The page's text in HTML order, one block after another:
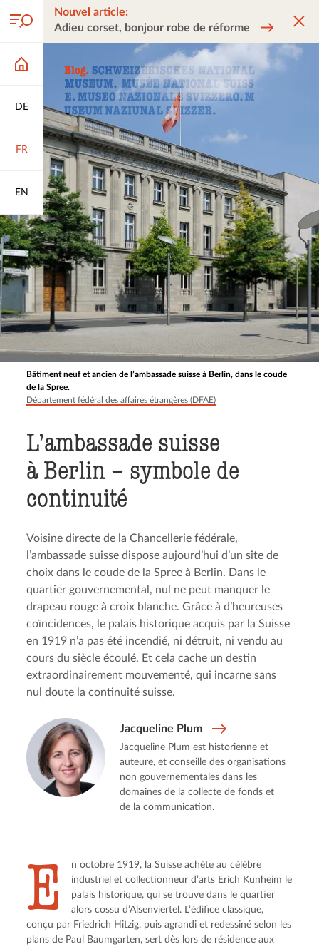
DE
FR
EN
Nouvel article:
Adieu corset, bonjour robe de réforme
Bâtiment neuf et ancien de l’ambassade suisse à Berlin, dans le coude
de la Spree.
Département fédéral des affaires étrangères (DFAE)
L’ambassade suisse
à Berlin – symbole de
continuité
Voisine directe de la Chancellerie fédérale,
l’ambassade suisse dispose aujourd’hui d’un site de
choix dans le coude de la Spree à Berlin. Dans le
quartier gouvernemental, nul ne peut manquer le
drapeau rouge à croix blanche. Grâce à d’heureuses
coïncidences, le palais historique acquis par la Suisse
en 1919 n’a pas été incendié, ni détruit, ni vendu au
cours du siècle écoulé. Et cela cache un destin
extraordinairement mouvementé, qui incarne sans
nul doute la continuité suisse.
Jacqueline Plum
Jacqueline Plum est historienne et
auteure, et conseille des organisations
non gouvernementales dans les
domaines de la collecte de fonds et
de la communication.
E
n octobre 1919, la Suisse achète au célèbre
industriel et collectionneur d’arts Erich Kunheim le
palais historique, qui se trouve dans le quartier
alors cossu d’Alsenviertel. L’édifice classique,
conçu par Friedrich Hitzig, puis agrandi et redessiné selon les
plans de Paul Baumgarten, sert dès lors de résidence aux